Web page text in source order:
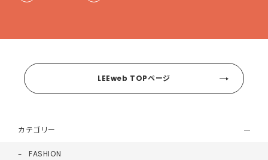
LEEweb TOPページ
カテゴリー
FASHION